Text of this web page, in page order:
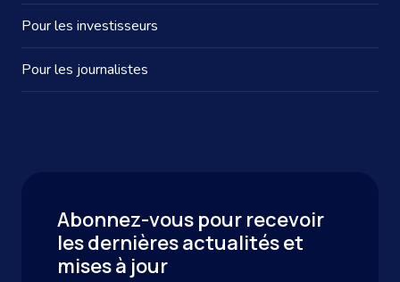
Pour les investisseurs
Pour les journalistes
Abonnez-vous pour recevoir
les dernières actualités et
mises à jour